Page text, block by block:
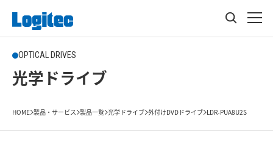
OPTICAL DRIVES
光学ドライブ
HOME 製品・サービス 製品一覧 光学ドライブ 外付けDVDドライブ LDR-PUA8U2S